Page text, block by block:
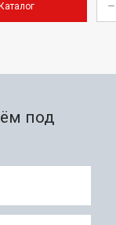
Каталог
под